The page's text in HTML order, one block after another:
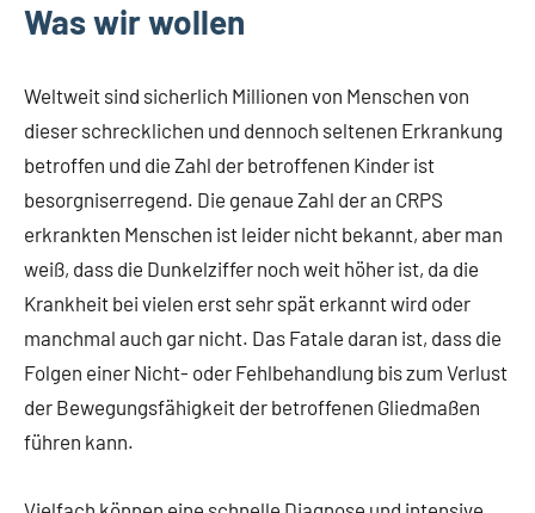
Was wir wollen
Weltweit sind sicherlich Millionen von Menschen von
dieser schrecklichen und dennoch seltenen Erkrankung
betroffen und die Zahl der betroffenen Kinder ist
besorgniserregend. Die genaue Zahl der an CRPS
erkrankten Menschen ist leider nicht bekannt, aber man
weiß, dass die Dunkelziffer noch weit höher ist, da die
Krankheit bei vielen erst sehr spät erkannt wird oder
manchmal auch gar nicht. Das Fatale daran ist, dass die
Folgen einer Nicht- oder Fehlbehandlung bis zum Verlust
der Bewegungsfähigkeit der betroffenen Gliedmaßen
führen kann.